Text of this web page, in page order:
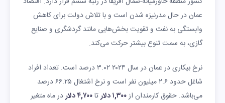
یه سانتی‌گراد سانتی‌گراد ساعت روز
عمان در حال مدرنیزه شدن است و با تلاش دولت برای کاهش
وابستگی به نفت و تقویت بخش‌هایی مانند گردشگری و صنایع
گازی، به سمت تنوع بیشتر حرکت می‌کند.
نرخ بیکاری در عمان در سال ۲۰۲۴ ۳.۰۲ درصد است. تعداد افراد
شاغل حدود ۲.۶ میلیون نفر است و نرخ اشتغال ۶۶.۲۵ درصد
می‌باشد. حقوق کارمندان از۱,۳۰۰ دلار تا۴,۷۰۰ دلار
در ماه متغیر